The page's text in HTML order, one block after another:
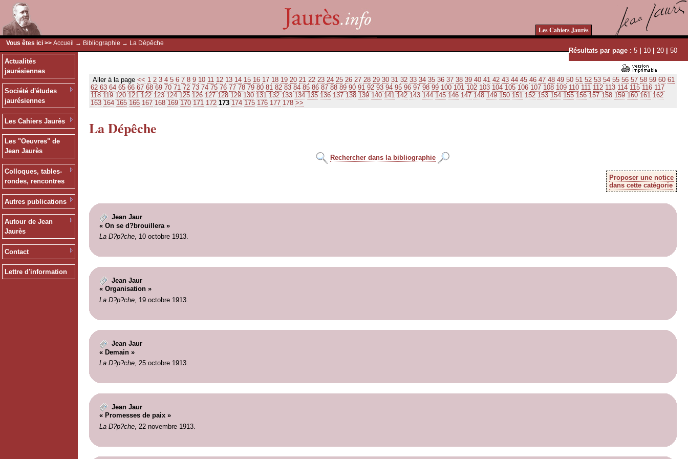
Les Cahiers Jaurès
Vous êtes ici >> Accueil → Bibliographie → La Dépêche
Résultats par page : 5 | 10 | 20 | 50
Actualités
jaurésiennes
Société d'études
jaurésiennes
Les Cahiers Jaurès
Les "Oeuvres" de
Jean Jaurès
Colloques, tables-
rondes, rencontres
Autres publications
Autour de Jean
Jaurès
Contact
Lettre d'information
Aller à la page << 1 2 3 4 5 6 7 8 9 10 11 12 13 14 15 16 17 18 19 20 21 22 23 24 25 26 27 28 29 30 31 32 33 34 35 36 37 38 39 40 41 42 43 44 45 46 47 48 49 50 51 52 53 54 55 56 57 58 59 60 61
62 63 64 65 66 67 68 69 70 71 72 73 74 75 76 77 78 79 80 81 82 83 84 85 86 87 88 89 90 91 92 93 94 95 96 97 98 99 100 101 102 103 104 105 106 107 108 109 110 111 112 113 114 115 116 117
118 119 120 121 122 123 124 125 126 127 128 129 130 131 132 133 134 135 136 137 138 139 140 141 142 143 144 145 146 147 148 149 150 151 152 153 154 155 156 157 158 159 160 161 162
163 164 165 166 167 168 169 170 171 172 173 174 175 176 177 178 >>
La Dépêche
Rechercher dans la bibliographie
Proposer une notice
dans cette catégorie
Jean Jaur
« On se d?brouillera »
La D?p?che, 10 octobre 1913.
Jean Jaur
« Organisation »
La D?p?che, 19 octobre 1913.
Jean Jaur
« Demain »
La D?p?che, 25 octobre 1913.
Jean Jaur
« Promesses de paix »
La D?p?che, 22 novembre 1913.